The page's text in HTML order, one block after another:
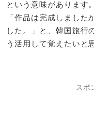
という意味があります。
「作品は完成しました
した。」と、韓国旅行
う活用して覚えたいと
スポ